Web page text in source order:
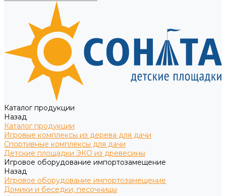
Каталог продукции
Назад
Каталог продукции
Игровые комплексы из дерева для дачи
Спортивные комплексы для дачи
Детские площадки ЭКО из древесины
Игровое оборудование импортозамещение
Назад
Игровое оборудование импортозамещение
Домики и беседки, песочницы